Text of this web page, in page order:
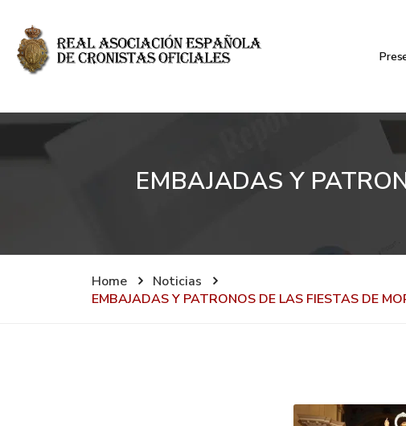
EMBAJADAS Y
Home
Noticias
EMBAJADAS Y PATRONOS DE LAS FIESTAS DE